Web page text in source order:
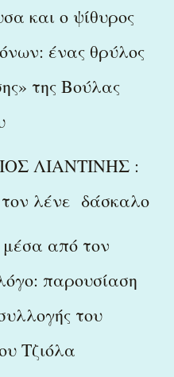
και ο ψίθυρος
ένας θρύλος
της Βούλας
ΛΙΑΝΤΙΝΗΣ :
λένε δάσκαλο
από τον
παρουσίαση
του
Τζιόλα